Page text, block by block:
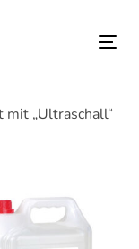
„Ultraschall“